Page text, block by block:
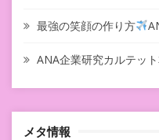
最強の笑顔の作り方
ANA企業研究カルテッ
メタ情報